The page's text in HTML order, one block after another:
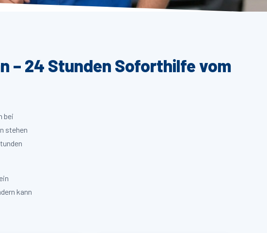
– 24 Stunden Soforthilfe vom
bei
stehen
kann